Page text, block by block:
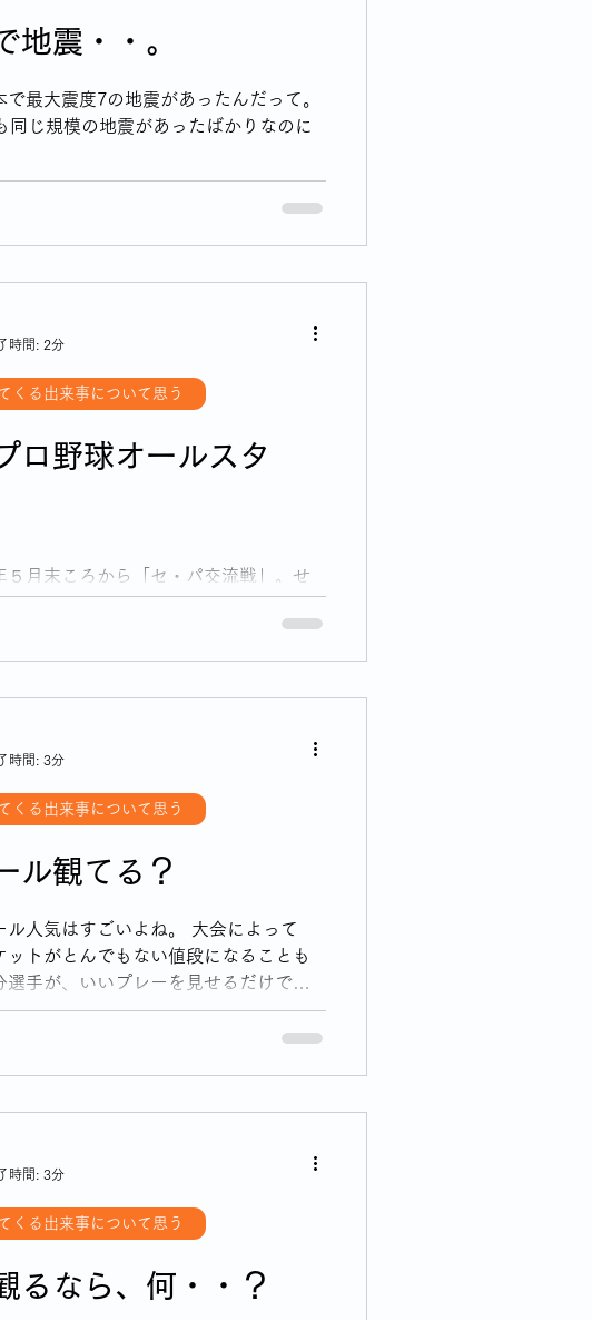
地震・・。
最大震度7の地震があったんだって。
同じ規模の地震があったばかりなのに
ロ野球オールスタ
５月末ころから「セ・パ交流戦」。せ
も、交流戦でつまずくことが多い「我
くる出来事について思う
時間: 2分
ル観てる？
ル人気はすごいよね。 大会によって
ットがとんでもない値段になることも
選手が、いいプレーを見せるだけでな
にたっぷりファンサービスしてる。
くる出来事について思う
時間: 3分
るなら、何・・？
くる出来事について思う
時間: 3分